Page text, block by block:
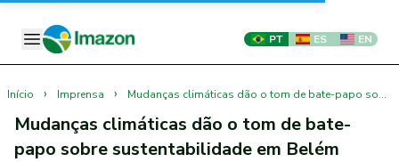
PT ES EN
Início › Imprensa › Mudanças climáticas dão o tom de bate-papo sobre sustentabilidade em Belém
Mudanças climáticas dão o tom de bate-
papo sobre sustentabilidade em Belém